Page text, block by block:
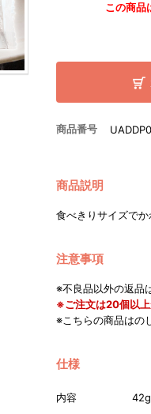
この商品
商品番号
商品説明
食べきりサイズでか
注意事項
※不良品以外の返品
※ご注文は20個以上
※こちらの商品はの
仕様
内容
42g